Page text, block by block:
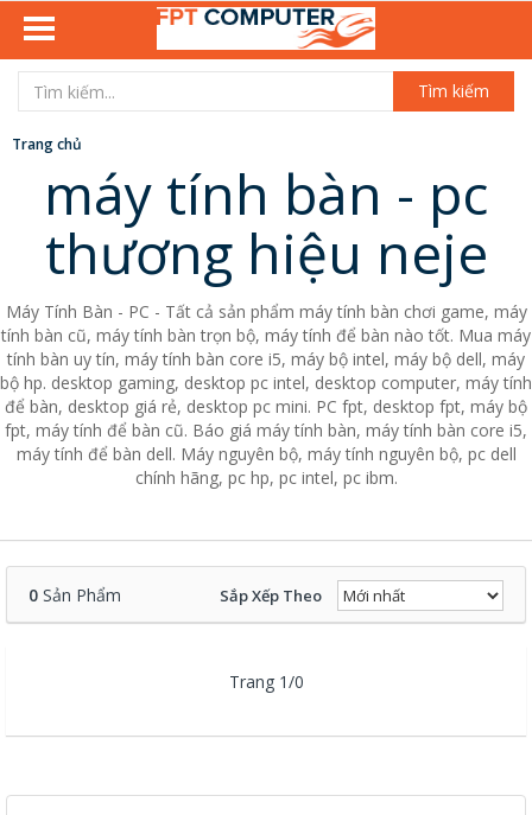
Tìm kiếm
Trang chủ
máy tính bàn - pc
thương hiệu neje
Máy Tính Bàn - PC - Tất cả sản phẩm máy tính bàn chơi game, máy
tính bàn cũ, máy tính bàn trọn bộ, máy tính để bàn nào tốt. Mua máy
tính bàn uy tín, máy tính bàn core i5, máy bộ intel, máy bộ dell, máy
bộ hp. desktop gaming, desktop pc intel, desktop computer, máy tính
để bàn, desktop giá rẻ, desktop pc mini. PC fpt, desktop fpt, máy bộ
fpt, máy tính để bàn cũ. Báo giá máy tính bàn, máy tính bàn core i5,
máy tính để bàn dell. Máy nguyên bộ, máy tính nguyên bộ, pc dell
chính hãng, pc hp, pc intel, pc ibm.
0 Sản Phẩm Sắp Xếp Theo
Trang 1/0